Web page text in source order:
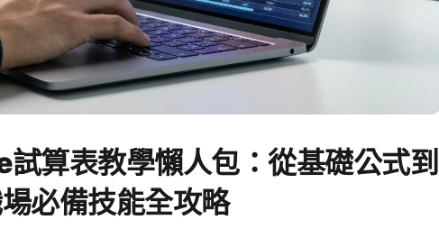
算表教學懶人包：從基礎公式到
必備技能全攻略